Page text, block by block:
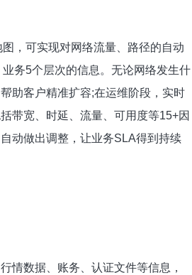
，可实现对网络流量、路径的自动
务5个层次的信息。无论网络发生什
助客户精准扩容;在运维阶段，实时
带宽、时延、流量、可用度等15+因
动做出调整，让业务SLA得到持续
情数据、账务、认证文件等信息，